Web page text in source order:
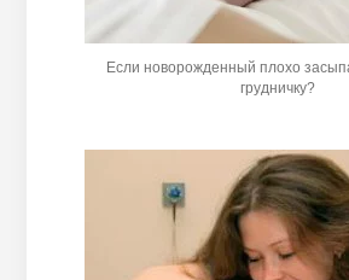
Если новорожденный плохо
грудничку?